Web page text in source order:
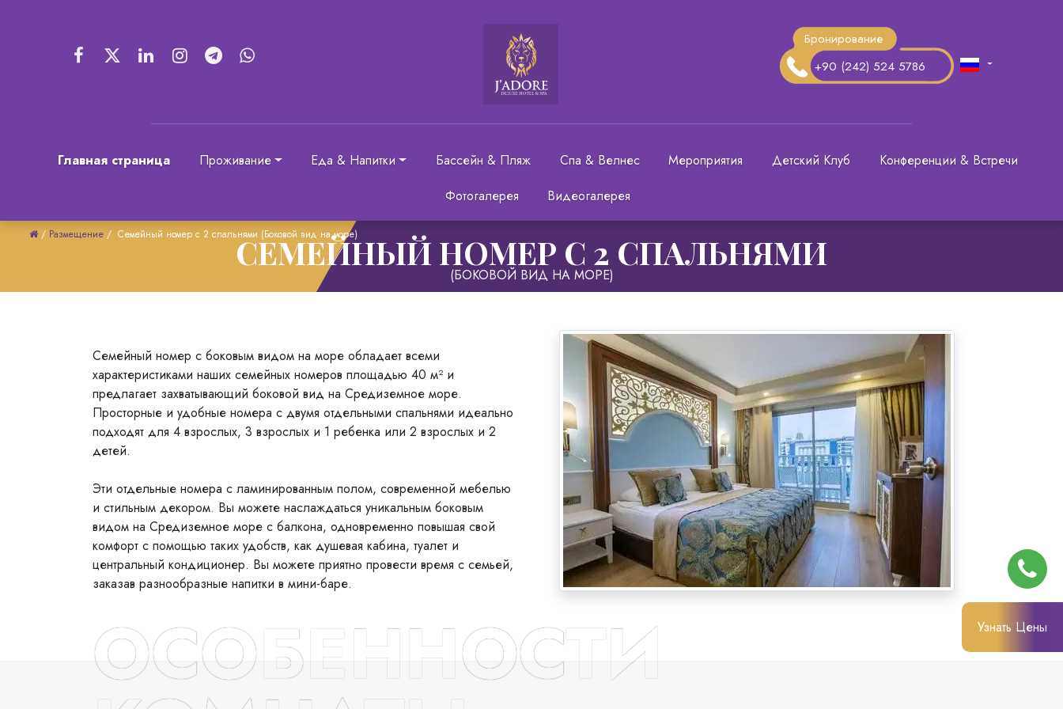
Бронирование
+90 (242) 524 5786
Главная страница Проживание Еда & Напитки Бассейн & Пляж Спа & Велнес Мероприятия Детский Клуб
Конференции & Встречи
Фотогалерея
Видеогалерея
/ Размещение / Семейный номер с 2 спальнями (Боковой вид на море)СЕМЕЙНЫЙ НОМЕР С 2 СПАЛЬНЯМИ
(БОКОВОЙ ВИД НА МОРЕ)
Семейный номер с боковым видом на море обладает всеми
характеристиками наших семейных номеров площадью 40 м² и
предлагает захватывающий боковой вид на Средиземное море.
Просторные и удобные номера с двумя отдельными спальнями идеально
подходят для 4 взрослых, 3 взрослых и 1 ребенка или 2 взрослых и 2
детей.
Эти отдельные номера с ламинированным полом, современной мебелью
и стильным декором. Вы можете наслаждаться уникальным боковым
видом на Средиземное море с балкона, одновременно повышая свой
комфорт с помощью таких удобств, как душевая кабина, туалет и
центральный кондиционер. Вы можете приятно провести время с семьей,
заказав разнообразные напитки в мини-баре.
ОСОБЕННОСТИ Узнать Цены